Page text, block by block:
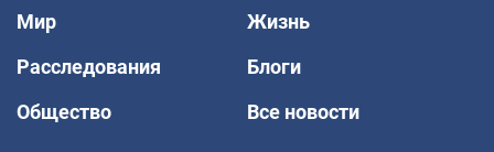
Мир
Жизнь
Расследования
Блоги
Общество
Все новости